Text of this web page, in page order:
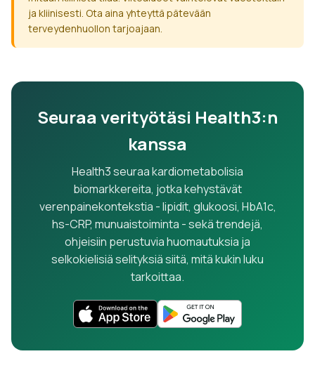
ja kliinisesti. Ota aina yhteyttä pätevään
terveydenhuollon tarjoajaan.
Seuraa verityötäsi Health3:n
kanssa
Health3 seuraa kardiometabolisia
biomarkkereita, jotka kehystävät
verenpainekontekstia - lipidit, glukoosi, HbA1c,
hs-CRP, munuaistoiminta - sekä trendejä,
ohjeisiin perustuvia huomautuksia ja
selkokielisiä selityksiä siitä, mitä kukin luku
tarkoittaa.